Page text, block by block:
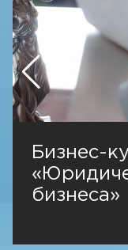
Бизнес-
бизнеса»